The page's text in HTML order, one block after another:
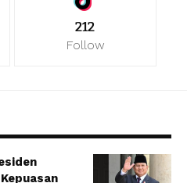
212
Follow